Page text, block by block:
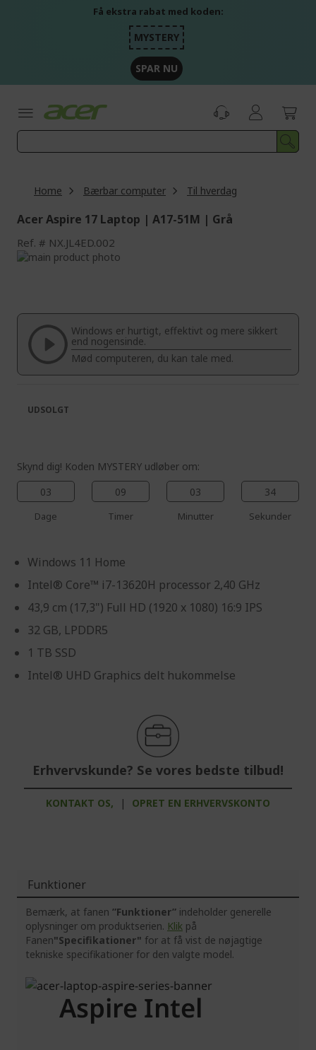
Få ekstra rabat med koden:
MYSTERY
SPAR NU
Home Bærbar computer Til hverdag
Acer Aspire 17 Laptop | A17-51M | Grå
Ref. NX.JL4ED.002
Skip
of
images
gallery
beginning
the
images
gallery
Windows er hurtigt, effektivt og mere sikkert
end nogensinde.
Mød computeren, du kan tale med.
Skynd dig! Koden MYSTERY udløber om:
03
Dage
09
Timer
03
Minutter
33
Sekunder
Windows 11 Home
Intel® Core™ i7-13620H processor 2,40 GHz
43,9 cm (17,3") Full HD (1920 x 1080) 16:9 IPS
32 GB, LPDDR5
1 TB SSD
Intel® UHD Graphics delt hukommelse
Erhvervskunde? Se vores bedste tilbud!
KONTAKT OS, | OPRET EN ERHVERVSKONTO
UDSOLGT
Funktioner
Bemærk, at fanen ”Funktioner” indeholder generelle
oplysninger om produktserien. Klik på
Fanen"Specifikationer" for at få vist de nøjagtige
tekniske specifikationer for den valgte model.